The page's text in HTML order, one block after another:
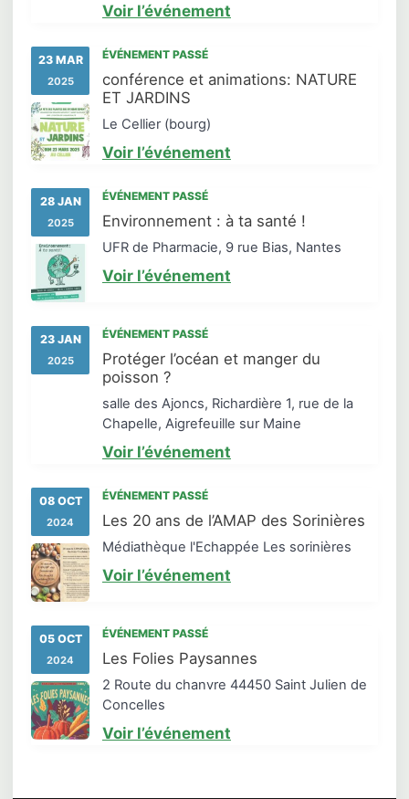
Voir l’événement
23 MAR
2025
ÉVÉNEMENT PASSÉ
conférence et animations: NATURE
ET JARDINS
Le Cellier (bourg)
Voir l’événement
28 JAN
2025
ÉVÉNEMENT PASSÉ
Environnement : à ta santé !
UFR de Pharmacie, 9 rue Bias, Nantes
Voir l’événement
23 JAN
2025
ÉVÉNEMENT PASSÉ
Protéger l’océan et manger du
poisson ?
salle des Ajoncs, Richardière 1, rue de la
Chapelle, Aigrefeuille sur Maine
Voir l’événement
08 OCT
2024
ÉVÉNEMENT PASSÉ
Les 20 ans de l’AMAP des Sorinières
Médiathèque l'Echappée Les sorinières
Voir l’événement
05 OCT
2024
ÉVÉNEMENT PASSÉ
Les Folies Paysannes
2 Route du chanvre 44450 Saint Julien de
Concelles
Voir l’événement